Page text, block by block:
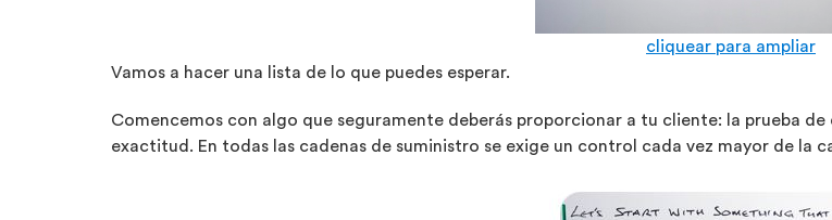
cliquear para ampliar
Vamos a hacer una lista de lo que puedes esperar.
Comencemos con algo que seguramente deberás proporcionar a tu cliente: la prueba
exactitud. En todas las cadenas de suministro se exige un control cada vez mayor de la